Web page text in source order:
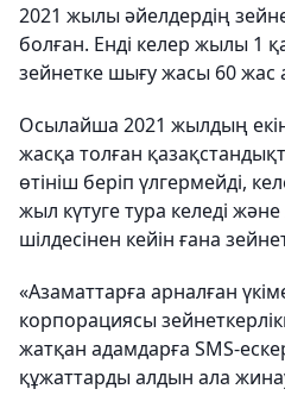
2021 жылы әйелдердің
болған. Енді келер жылы 1
зейнетке шығу жасы 60 жас
Осылайша 2021 жылдың
жасқа толған
өтініш беріп үлгермейді,
жыл күтуге тура келеді
шілдесінен кейін ғана
«Азаматтарға арналған
корпорациясы
жатқан адамдарға SMS-
құжаттарды алдын ала